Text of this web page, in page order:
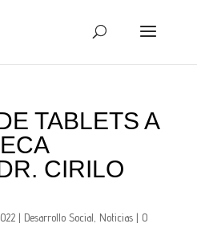
TABLETS A
CIRILO
| Desarrollo Social Noticias| 0